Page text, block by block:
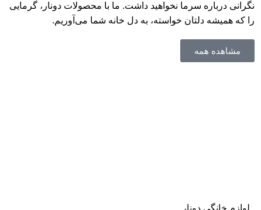
نگرانی درباره سرما نخواهید داشت. ما با محصولات دونار، گرمایی
را که همیشه دلتان خواسته، به دل خانه شما می‌آوریم.
مشاهده همه